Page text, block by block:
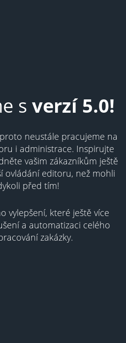
s verzí 5.0!
neustále pracujeme na
i administrace. Inspirujte
vašim zákazníkům ještě
ovládání editoru, než mohli
před tím!
vylepšení, které ještě více
a automatizaci celého
zakázky.